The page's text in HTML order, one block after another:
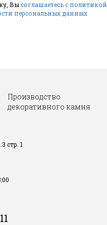
Вы соглашаетесь с политикой
персональных данных
Производство
декоративного камня
стр. 1